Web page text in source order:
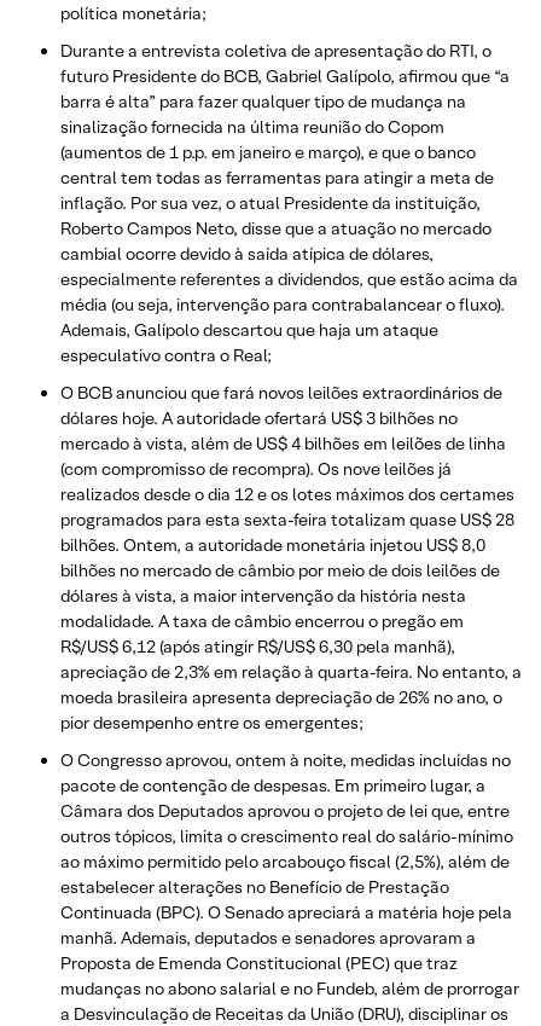
política monetária;
Durante a entrevista coletiva de apresentação do RTI, o
futuro Presidente do BCB, Gabriel Galípolo, afirmou que “a
barra é alta” para fazer qualquer tipo de mudança na
sinalização fornecida na última reunião do Copom
(aumentos de 1 p.p. em janeiro e março), e que o banco
central tem todas as ferramentas para atingir a meta de
inflação. Por sua vez, o atual Presidente da instituição,
Roberto Campos Neto, disse que a atuação no mercado
cambial ocorre devido à saída atípica de dólares,
especialmente referentes a dividendos, que estão acima da
média (ou seja, intervenção para contrabalancear o fluxo).
Ademais, Galípolo descartou que haja um ataque
especulativo contra o Real;
O BCB anunciou que fará novos leilões extraordinários de
dólares hoje. A autoridade ofertará US$ 3 bilhões no
mercado à vista, além de US$ 4 bilhões em leilões de linha
(com compromisso de recompra). Os nove leilões já
realizados desde o dia 12 e os lotes máximos dos certames
programados para esta sexta-feira totalizam quase US$ 28
bilhões. Ontem, a autoridade monetária injetou US$ 8,0
bilhões no mercado de câmbio por meio de dois leilões de
dólares à vista, a maior intervenção da história nesta
modalidade. A taxa de câmbio encerrou o pregão em
R$/US$ 6,12 (após atingir R$/US$ 6,30 pela manhã),
apreciação de 2,3% em relação à quarta-feira. No entanto, a
moeda brasileira apresenta depreciação de 26% no ano, o
pior desempenho entre os emergentes;
O Congresso aprovou, ontem à noite, medidas incluídas no
pacote de contenção de despesas. Em primeiro lugar, a
Câmara dos Deputados aprovou o projeto de lei que, entre
outros tópicos, limita o crescimento real do salário-mínimo
ao máximo permitido pelo arcabouço fiscal (2,5%), além de
estabelecer alterações no Benefício de Prestação
Continuada (BPC). O Senado apreciará a matéria hoje pela
manhã. Ademais, deputados e senadores aprovaram a
Proposta de Emenda Constitucional (PEC) que traz
mudanças no abono salarial e no Fundeb, além de prorrogar
a Desvinculação de Receitas da União (DRU), disciplinar os